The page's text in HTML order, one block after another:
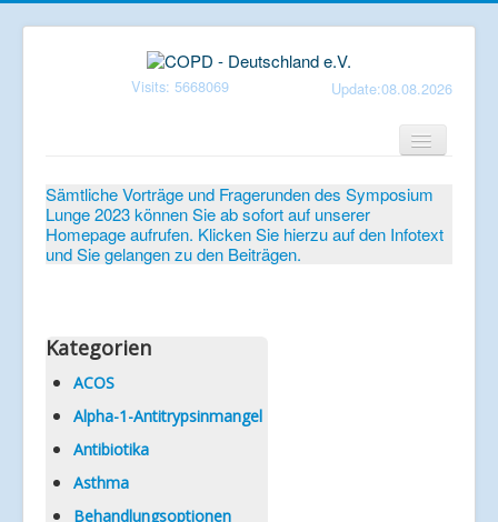
Visits: 5668069 Update:08.08.2026
Verein
Patientenbroschüren
Mediathek
Aktuelles
Veranstaltungen
Informationen
Sämtliche Vorträge und Fragerunden des Symposium
Lunge 2023 können Sie ab sofort auf unserer
Homepage aufrufen. Klicken Sie hierzu auf den Infotext
und Sie gelangen zu den Beiträgen.
Kategorien
ACOS
Alpha-1-Antitrypsinmangel
Antibiotika
Asthma
Behandlungsoptionen